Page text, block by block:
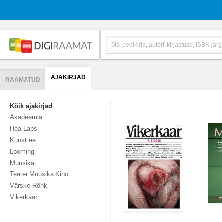
RAAMATUD AJAKIRJAD
Kõik ajakirjad
Akadeemia
Hea Laps
Kunst.ee
Looming
Muusika
Teater.Muusika.Kino
Värske Rõhk
Vikerkaar